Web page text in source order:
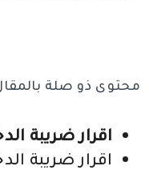
محتوى ذو صلة
اقرار ضريبة
اقرار ضريبة